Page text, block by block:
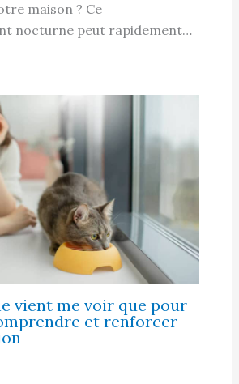
maison ? Ce
nocturne peut rapidement…
vient me voir que pour
et renforcer